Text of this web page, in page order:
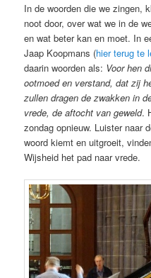
In de woorden die we zingen,
noot door, over wat we in de
en wat beter kan en moet. In
Jaap Koopmans (hier terug te
daarin woorden als: Voor hen
ootmoed en verstand, dat zij
zullen dragen de zwakken in
vrede, de aftocht van geweld.
zondag opnieuw. Luister naar
woord kiemt en uitgroeit,
Wijsheid het pad naar vrede.